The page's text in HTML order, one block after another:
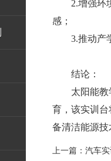
2.增强环境
感；
3.推动产学
结论：
太阳能教学
育，该实训
备清洁能源技
上一篇： 汽车